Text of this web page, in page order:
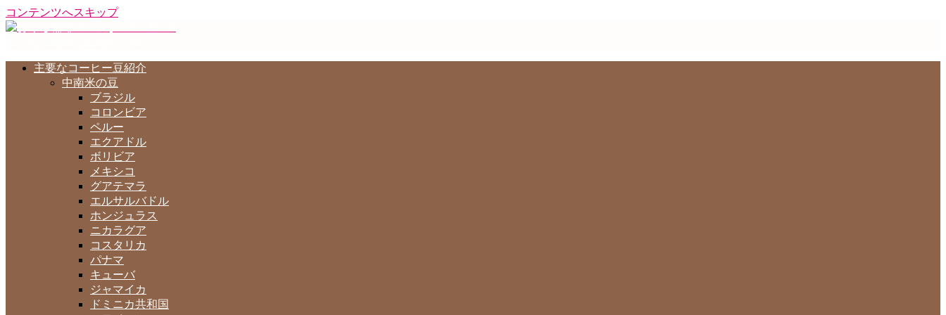
コンテンツへスキップ
主要なコーヒー豆紹介
中南米の豆
ブラジル
コロンビア
ペルー
エクアドル
ボリビア
メキシコ
グアテマラ
エルサルバドル
ホンジュラス
ニカラグア
コスタリカ
パナマ
キューバ
ジャマイカ
ドミニカ共和国